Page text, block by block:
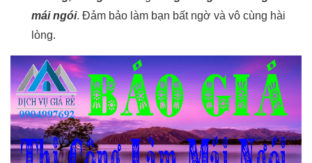
mái ngói. Đảm bảo làm bạn bất ngờ và vô cùng hài
lòng.